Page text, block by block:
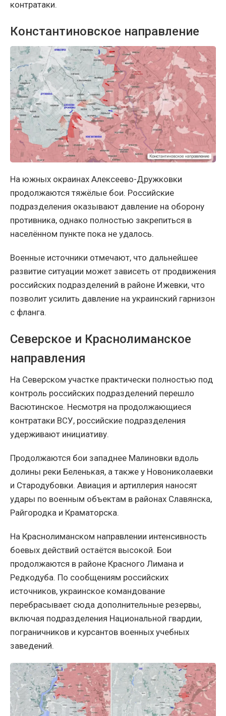
контратаки.
Константиновское направление
На южных окраинах Алексеево-Дружковки
продолжаются тяжёлые бои. Российские
подразделения оказывают давление на оборону
противника, однако полностью закрепиться в
населённом пункте пока не удалось.
Военные источники отмечают, что дальнейшее
развитие ситуации может зависеть от продвижения
российских подразделений в районе Ижевки, что
позволит усилить давление на украинский гарнизон
с фланга.
Северское и Краснолиманское
направления
На Северском участке практически полностью под
контроль российских подразделений перешло
Васютинское. Несмотря на продолжающиеся
контратаки ВСУ, российские подразделения
удерживают инициативу.
Продолжаются бои западнее Малиновки вдоль
долины реки Беленькая, а также у Новониколаевки
и Стародубовки. Авиация и артиллерия наносят
удары по военным объектам в районах Славянска,
Райгородка и Краматорска.
На Краснолиманском направлении интенсивность
боевых действий остаётся высокой. Бои
продолжаются в районе Красного Лимана и
Редкодуба. По сообщениям российских
источников, украинское командование
перебрасывает сюда дополнительные резервы,
включая подразделения Национальной гвардии,
пограничников и курсантов военных учебных
заведений.